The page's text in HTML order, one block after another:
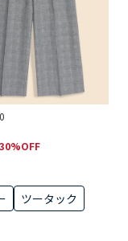
ツータック